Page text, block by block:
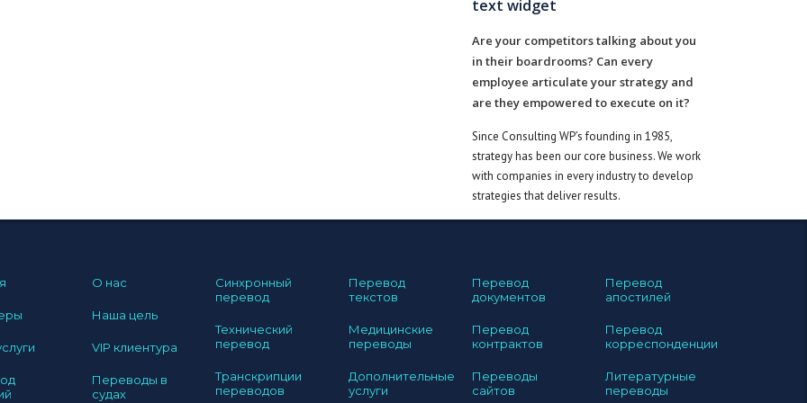
text widget
Are your competitors talking about you
in their boardrooms? Can every
employee articulate your strategy and
are they empowered to execute on it?
Since Consulting WP’s founding in 1985,
strategy has been our core business. We work
with companies in every industry to develop
strategies that deliver results.
О нас
Наша цель
VIP клиентура
Переводы в
судах
Синхронный
перевод
Перевод
текстов
Технический
перевод
Медицинские
переводы
Транскрипции
переводов
Дополнительные
услуги
Перевод
документов
Перевод
апостилей
Перевод
контрактов
Перевод
корреспонденции
Переводы
сайтов
Литературные
переводы